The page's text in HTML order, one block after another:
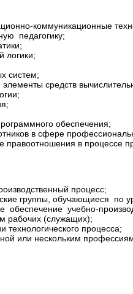
коммуникационные
педагогику;
логики;
систем;
элементы средств
обеспечения;
в сфере
правоотношения в процессе
процесс;
группы, обучающиеся по
обеспечение учебно-
рабочих (служащих);
технологического процесса;
или нескольким